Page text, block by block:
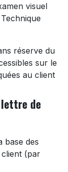
visuel
réserve du
sur le
au client
de
base des
(par